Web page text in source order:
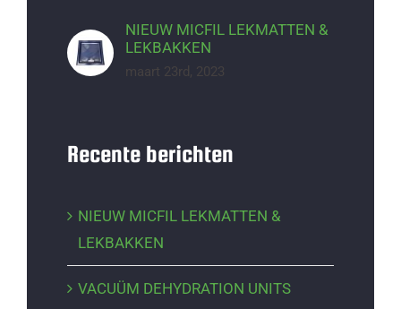
NIEUW MICFIL LEKMATTEN &
LEKBAKKEN
maart 23rd, 2023
Recente berichten
NIEUW MICFIL LEKMATTEN &
LEKBAKKEN
VACUÜM DEHYDRATION UNITS